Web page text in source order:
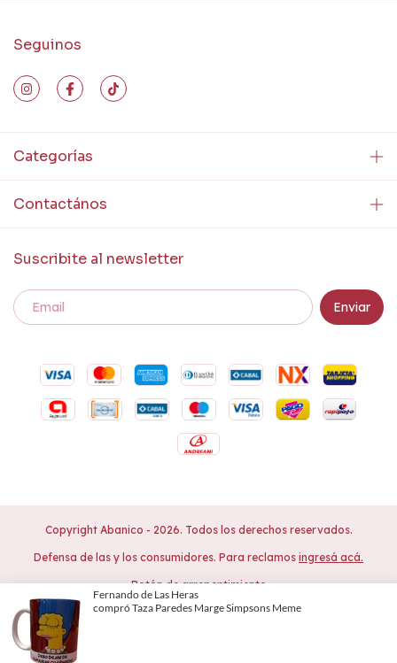
Al navegar por este sitio
Seguinos
Categorías
Contactános
Suscribite al newsletter
Copyright Abanico - 2026. Todos los derechos reservados.
Defensa de las y los consumidores. Para reclamos ingresá acá.
Botón de arrepentimiento